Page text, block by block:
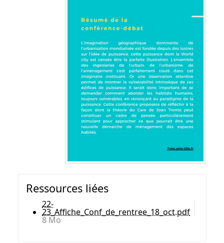
Ressources liées
22-
23_Affiche_Conf_de_rentree_18_oct.pdf
8 Mo